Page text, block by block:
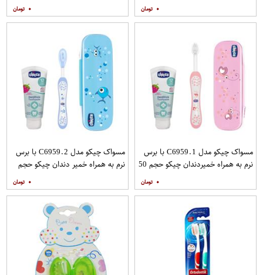
۰ ۰
مسواک چیکو مدل C6959.1 با برس
نرم به همراه خمیردندان چیکو حجم 50
۰
مسواک چیکو مدل C6959.2 با برس
نرم به همراه خمیر دندان چیکو حجم
۰